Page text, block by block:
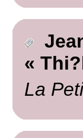
«
La